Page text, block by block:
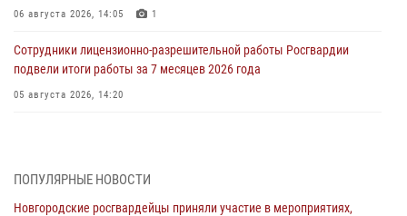
06 августа 2026, 14:05 1
Сотрудники лицензионно-разрешительной работы Росгвардии
подвели итоги работы за 7 месяцев 2026 года
05 августа 2026, 14:20
ПОПУЛЯРНЫЕ НОВОСТИ
Новгородские росгвардейцы приняли участие в мероприятиях,